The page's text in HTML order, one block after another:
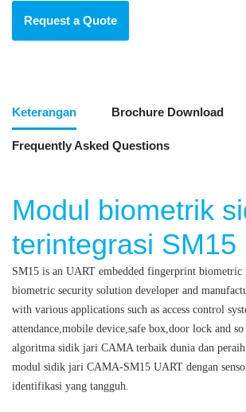
Request a Quote
Keterangan Brochure Download
Frequently Asked Questions
Modul biometrik
terintegrasi SM15
SM15 is an UART embedded fingerprint biometric
biometric security solution developer and
with various applications such as access control
attendance,mobile device,safe box,door lock and so
algoritma sidik jari CAMA terbaik dunia dan peraih
modul sidik jari CAMA-SM15 UART dengan
identifikasi yang tangguh.